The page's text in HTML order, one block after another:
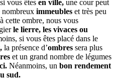
vous êtes en ville, une cour peut
nombreux immeubles et très peu
cette ombre, nous vous
le lierre, les vivaces ou
si vous êtes placé dans le
la présence d’ombres sera plus
et un grand nombre de légumes
Néanmoins, un bon rendement
sud.